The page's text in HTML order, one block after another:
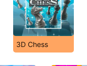
3D Chess